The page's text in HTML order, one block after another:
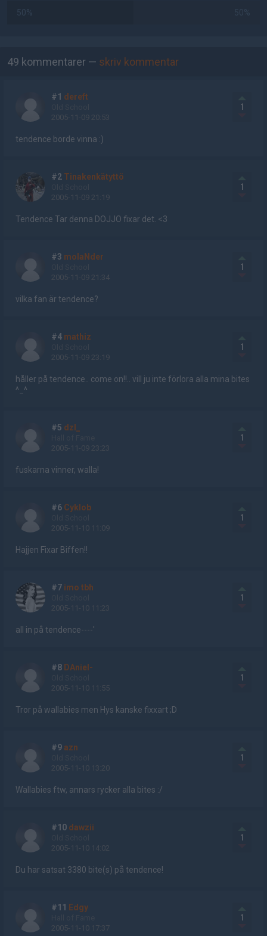
50% 50%
49 kommentarer — skriv kommentar
#1 dereft
2005-11-09 20:53
1
tendence borde vinna :)
#2 Tinakenkätyttö
2005-11-09 21:19
1
Tendence Tar denna DOJJO fixar det. <3
#3 molaNder
2005-11-09 21:34
1
vilka fan är tendence?
#4 mathiz
2005-11-09 23:19
1
håller på tendence.. come on!!.. vill ju inte förlora alla mina bites
^_^
#5 dzl_
2005-11-09 23:23
1
fuskarna vinner, walla!
#6 Cyklob
2005-11-10 11:09
1
Hajjen Fixar Biffen!!
#7 imo tbh
2005-11-10 11:23
1
all in på tendence----'
#8 DAniel-
2005-11-10 11:55
1
Tror på wallabies men Hys kanske fixxart ;D
#9 azn
2005-11-10 13:20
1
Wallabies ftw, annars rycker alla bites :/
#10 dawzii
2005-11-10 14:02
1
Du har satsat 3380 bite(s) på tendence!
#11 Edgy
2005-11-10 17:37
1